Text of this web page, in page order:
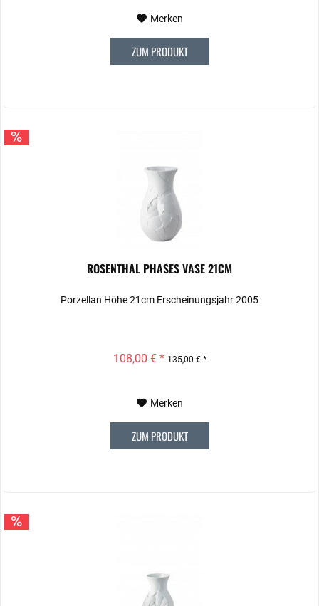
Merken
ZUM PRODUKT
ROSENTHAL PHASES VASE 21CM
Porzellan Höhe 21cm Erscheinungsjahr 2005
108,00 € * 135,00 € *
Merken
ZUM PRODUKT